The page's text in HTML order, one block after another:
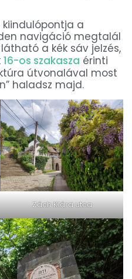
a
navigáció megtalál
a kék sáv jelzés,
16-os szakasza érinti
útvonalával most
haladsz majd.
Zách Klára utca